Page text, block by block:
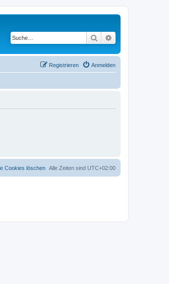
Suche
Anmelden
Registrieren
Alle Zeiten sind UTC+02:00
Cookies löschen